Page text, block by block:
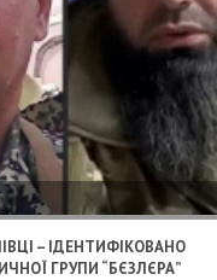
– ІДЕНТИФІКОВАНО
ГРУПИ “БЄЗЛЄРА”